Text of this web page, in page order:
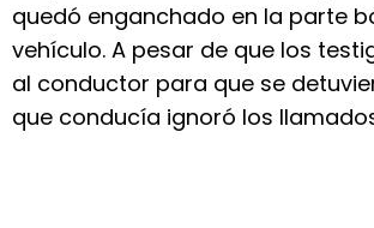
quedó enganchado en la parte
vehículo. A pesar de que los
al conductor para que se
que conducía ignoró los